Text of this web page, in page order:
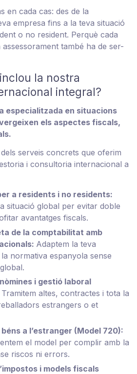
en cada cas: des de la
empresa fins a la teva situació
o no resident. Perquè cada
també ha de ser-
la nostra
integral?
especialitzada en situacions
els aspectes fiscals,
serveis concrets que oferim
i consultoria internacional a
a residents i no residents:
situació global per evitar doble
avantatges fiscals.
de la comptabilitat amb
Adaptem la teva
normativa espanyola sense
i gestió laboral
Tramitem altes, contractes i tota la
estrangers o et
a l’estranger (Model 720):
el model per complir amb la
riscos ni errors.
i models fiscals